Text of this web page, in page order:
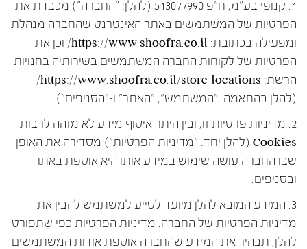
1. קנופי בע"מ, ח"פ 513077990 (להלן: "החברה") מכבדת את
הפרטיות של המשתמשים באתר האינטרנט שהחברה מנהלת
ומפעילה בכתובת: https://www.shoofra.co.il/ וכן את
הפרטיות של לקוחות החברה המשתמשים בשירותיה בחנויות
הרשת: https://www.shoofra.co.il/store-locations/
(להלן בהתאמה: "המשתמש", "האתר" ו-"הסניפים").
2. מדיניות פרטיות זו, ובין היתר איסוף מידע לא מזהה לרבות
Cookies (להלן יחד: "מדיניות הפרטיות") מסדירה את האופן
שבו החברה עושה שימוש במידע אותו היא אוספת באתר
ובסניפים.
3. המידע המובא להלן מיועד לסייע למשתמש להבין את
מדיניות הפרטיות של החברה. מדיניות הפרטיות כפי שתפורט
להלן, תבהיר את המידע שהחברה אוספת אודות המשתמשים